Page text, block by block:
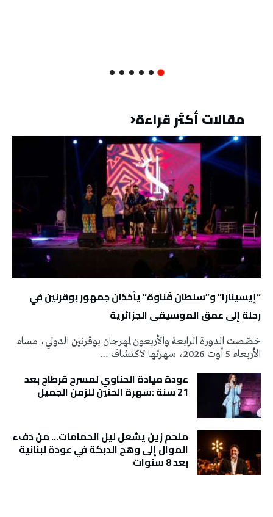
مقالات أكثر قراءة
“إيسينارا” و”سلطان ڤناوة” يأخذان جمهور بوقرنين في
رحلة إلى عمق الموسيقى الجزائرية
خصّصت الدورة الرابعة والأربعون لمهرجان بوقرنين الدولي، مساء
الأربعاء 5 أوت 2026، سهرتها لاكتشاف …
عودة ميادة الحناوي لمسرح قرطاج بعد
21 سنة :سهرة الحنين للزمن الجميل
ملحم زين يشعل ليل الحمامات… من دفء
الموال إلى وهج الدبكة في عودة لبنانية
بعد 8 سنوات